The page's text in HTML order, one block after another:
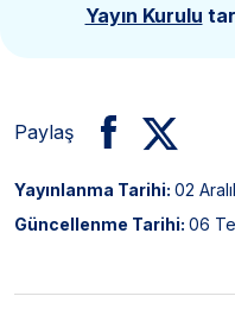
Yayın Kurulu
Paylaş
Yayınlanma Tarihi: 02
Güncellenme Tarihi: 06